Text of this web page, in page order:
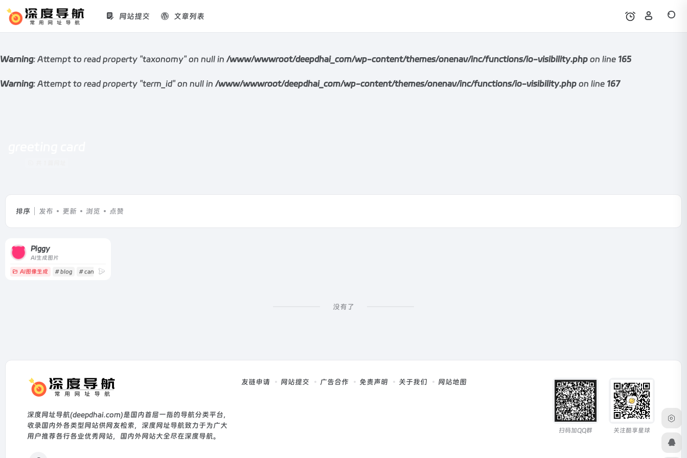
Warning: Attempt to read property "taxonomy" on null in /www/wwwroot/deepdhai_com/wp-content/themes/onenav/inc/functions/io-visibility.php on line 165
Warning: Attempt to read property "term_id" on null in /www/wwwroot/deepdhai_com/wp-content/themes/onenav/inc/functions/io-visibility.php on line 167
网站提交 文章列表
排序 发布 更新 浏览 点赞
Piggy
AI生成图片
AI图像生成 # blog # canva
没有了
深度网址导航(deepdhai.com)是国内首屈一指的导航分类平台，
收录国内外各类型网站供网友检索，深度网址导航致力于为广大
用户推荐各行各业优秀网站，国内外网站大全尽在深度导航。
友链申请 网站提交 广告合作 免责声明 关于我们 网站地图
扫码加QQ群 关注酷享星球